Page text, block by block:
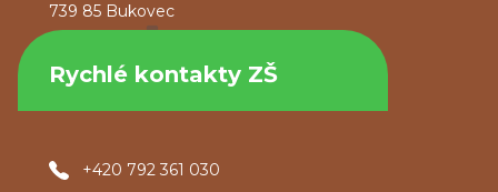
739 85 Bukovec
Rychlé kontakty ZŠ
+420 792 361 030